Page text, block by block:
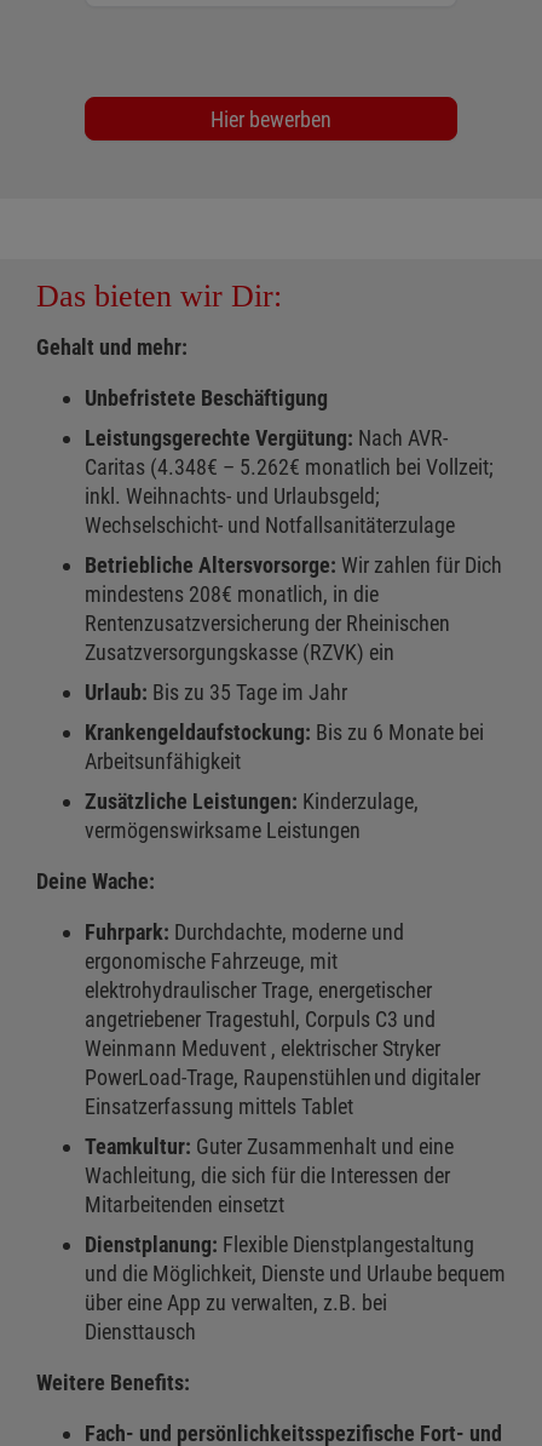
Hier bewerben
Das bieten wir Dir:
Gehalt und mehr:
Unbefristete Beschäftigung
Leistungsgerechte Vergütung: Nach AVR-
Caritas (4.348€ – 5.262€ monatlich bei Vollzeit;
inkl. Weihnachts- und Urlaubsgeld;
Wechselschicht- und Notfallsanitäterzulage
Betriebliche Altersvorsorge: Wir zahlen für Dich
mindestens 208€ monatlich, in die
Rentenzusatzversicherung der Rheinischen
Zusatzversorgungskasse (RZVK) ein
Urlaub: Bis zu 35 Tage im Jahr
Krankengeldaufstockung: Bis zu 6 Monate bei
Arbeitsunfähigkeit
Zusätzliche Leistungen: Kinderzulage,
vermögenswirksame Leistungen
Deine Wache:
Fuhrpark: Durchdachte, moderne und
ergonomische Fahrzeuge, mit
elektrohydraulischer Trage, energetischer
angetriebener Tragestuhl, Corpuls C3 und
Weinmann Meduvent , elektrischer Stryker
PowerLoad-Trage, Raupenstühlen und digitaler
Einsatzerfassung mittels Tablet
Teamkultur: Guter Zusammenhalt und eine
Wachleitung, die sich für die Interessen der
Mitarbeitenden einsetzt
Dienstplanung: Flexible Dienstplangestaltung
und die Möglichkeit, Dienste und Urlaube bequem
über eine App zu verwalten, z.B. bei
Diensttausch
Weitere Benefits:
Fach- und persönlichkeitsspezifische Fort- und